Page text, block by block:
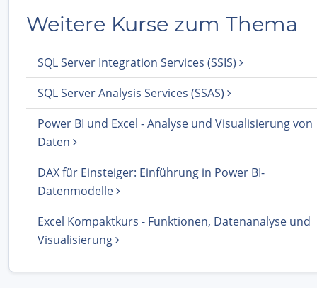
Weitere Kurse zum Thema
SQL Server Integration Services (SSIS)
SQL Server Analysis Services (SSAS)
Power BI und Excel - Analyse und Visualisierung von
Daten
DAX für Einsteiger: Einführung in Power BI-
Datenmodelle
Excel Kompaktkurs - Funktionen, Datenanalyse und
Visualisierung